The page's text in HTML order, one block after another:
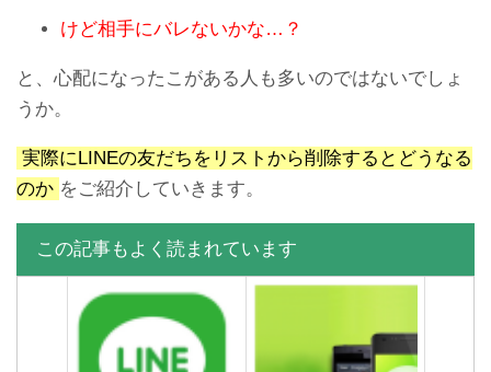
iPhone編
LINEのunknownって誰？ど
LINE ID変更する人は危険！
由
けど相手にバレないかな…？
と、心配になったこがある人も多いのではないでしょ
うか。
実際にLINEの友だちをリストから削除するとどうなる
のか をご紹介していきます。
この記事もよく読まれています